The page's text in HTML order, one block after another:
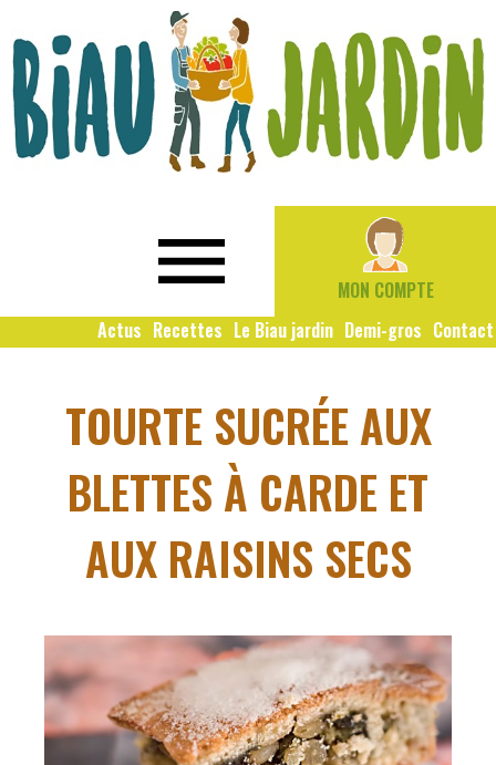
MON COMPTE
Actus Recettes Le Biau jardin Demi-gros Contact
TOURTE SUCRÉE AUX
BLETTES À CARDE ET
AUX RAISINS SECS